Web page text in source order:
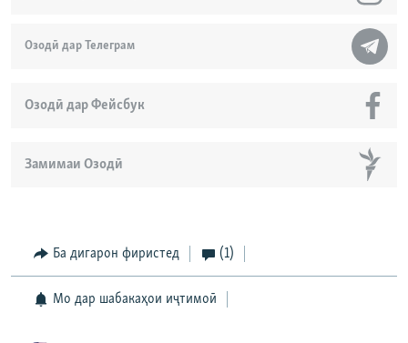
Замимаи Озодӣ
Озодӣ дар Телеграм
Озодӣ дар Фейсбук
Ба дигарон фиристед (1)
Мо дар шабакаҳои иҷтимоӣ